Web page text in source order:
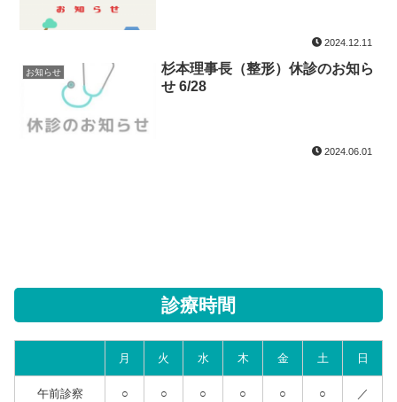
2024.12.11
お知らせ
杉本理事長（整形）休診のお知ら
せ 6/28
2024.06.01
診療時間
月 火 水 木 金 土 日
午前診察 ○ ○ ○ ○ ○ ○ ／